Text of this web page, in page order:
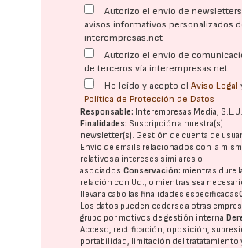
Autorizo el envío de
avisos informativos personalizados
interempresas.net
Autorizo el envío de
de terceros vía interempresas.net
He leído y acepto elAviso Legal
Política de Protección de Datos
Responsable: Interempresas Media, S.L.U.
Finalidades: Suscripción a nuestra(s)
newsletter(s). Gestión de cuenta de
Envío de emails relacionados con la
relativos a intereses similares o
asociados.Conservación: mientras dure
relación con Ud., o mientras sea
llevar a cabo las finalidades especificadas
Los datos pueden cederse a otras
grupo por motivos de gestión interna.
Acceso, rectificación, oposición,
portabilidad, limitación del tratatamiento